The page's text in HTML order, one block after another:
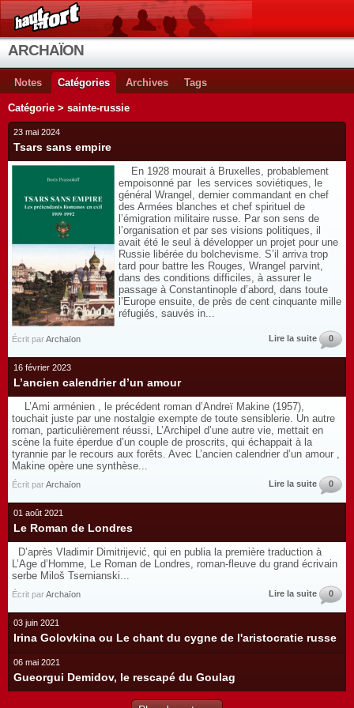
ARCHAÏON
Notes Catégories Archives Tags
Catégorie > sainte-russie
23 mai 2024
Tsars sans empire
En 1928 mourait à Bruxelles, probablement
empoisonné par les services soviétiques, le
général Wrangel, dernier commandant en chef
des Armées blanches et chef spirituel de
l’émigration militaire russe. Par son sens de
l’organisation et par ses visions politiques, il
avait été le seul à développer un projet pour une
Russie libérée du bolchevisme. S’il arriva trop
tard pour battre les Rouges, Wrangel parvint,
dans des conditions difficiles, à assurer le
passage à Constantinople d’abord, dans toute
l’Europe ensuite, de près de cent cinquante mille
réfugiés, sauvés in...
Écrit parArchaïon Lire la suite 0
16 février 2023
L’ancien calendrier d’un amour
L’Ami arménien , le précédent roman d’Andreï Makine (1957),
touchait juste par une nostalgie exempte de toute sensiblerie. Un autre
roman, particulièrement réussi, L’Archipel d’une autre vie, mettait en
scène la fuite éperdue d’un couple de proscrits, qui échappait à la
tyrannie par le recours aux forêts. Avec L’ancien calendrier d’un amour ,
Makine opère une synthèse...
Écrit parArchaïon Lire la suite 0
01 août 2021
Le Roman de Londres
D’après Vladimir Dimitrijević, qui en publia la première traduction à
L’Age d’Homme, Le Roman de Londres, roman-fleuve du grand écrivain
serbe Miloš Tsernianski...
Écrit parArchaïon Lire la suite 0
03 juin 2021
Irina Golovkina ou Le chant du cygne de l'aristocratie russe
06 mai 2021
Gueorgui Demidov, le rescapé du Goulag